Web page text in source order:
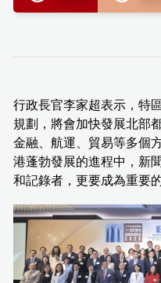
行政長官李家超表示，特
規劃，將會加快發展北部
金融、航運、貿易等多個
港蓬勃發展的進程中，新
和記錄者，更要成為重要